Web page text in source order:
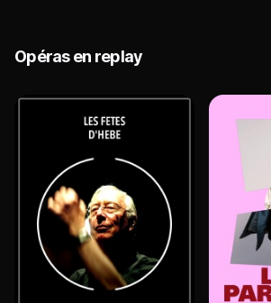
Opéras en replay